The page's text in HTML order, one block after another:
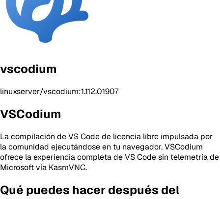
vscodium
linuxserver/vscodium:1.112.01907
VSCodium
La compilación de VS Code de licencia libre impulsada por
la comunidad ejecutándose en tu navegador. VSCodium
ofrece la experiencia completa de VS Code sin telemetría de
Microsoft vía KasmVNC.
Qué puedes hacer después del